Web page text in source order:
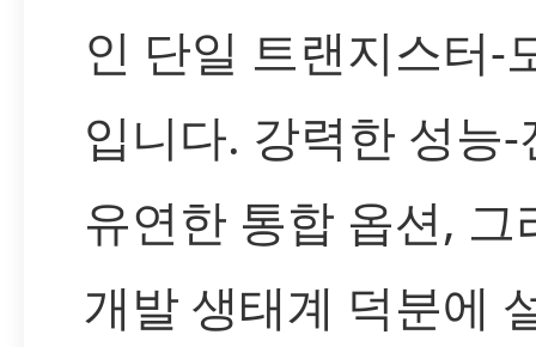
인 단일 트랜지스터-
입니다. 강력한 성능
유연한 통합 옵션, 그
개발 생태계 덕분에